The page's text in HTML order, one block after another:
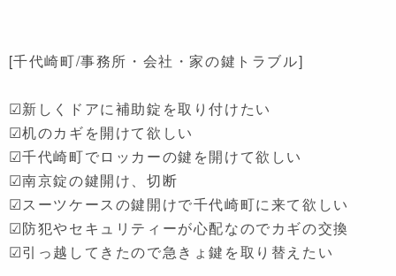
[千代崎町/事務所・会社・家の鍵トラブル]
☑新しくドアに補助錠を取り付けたい
☑机のカギを開けて欲しい
☑千代崎町でロッカーの鍵を開けて欲しい
☑南京錠の鍵開け、切断
☑スーツケースの鍵開けで千代崎町に来て欲しい
☑防犯やセキュリティーが心配なのでカギの交換
☑引っ越してきたので急きょ鍵を取り替えたい